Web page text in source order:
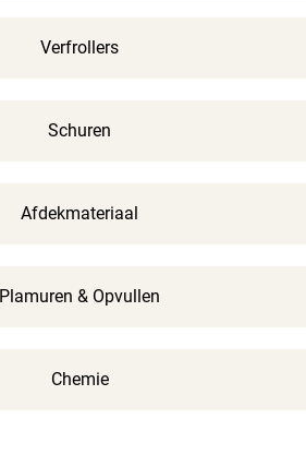
Verfrollers
Schuren
Afdekmateriaal
Plamuren & Opvullen
Chemie